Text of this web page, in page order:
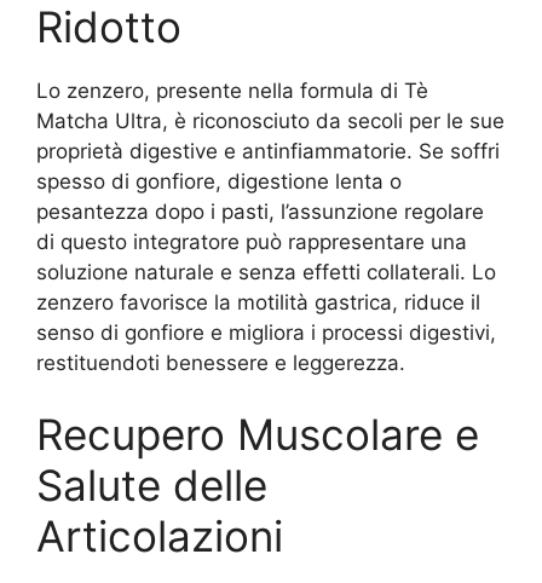
Ridotto
Lo zenzero, presente nella formula di Tè
Matcha Ultra, è riconosciuto da secoli per le sue
proprietà digestive e antinfiammatorie. Se soffri
spesso di gonfiore, digestione lenta o
pesantezza dopo i pasti, l’assunzione regolare
di questo integratore può rappresentare una
soluzione naturale e senza effetti collaterali. Lo
zenzero favorisce la motilità gastrica, riduce il
senso di gonfiore e migliora i processi digestivi,
restituendoti benessere e leggerezza.
Recupero Muscolare e
Salute delle
Articolazioni